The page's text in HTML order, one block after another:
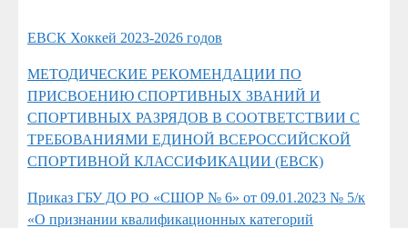
ЕВСК Хоккей 2023-2026 годов
МЕТОДИЧЕСКИЕ РЕКОМЕНДАЦИИ ПО
ПРИСВОЕНИЮ СПОРТИВНЫХ ЗВАНИЙ И
СПОРТИВНЫХ РАЗРЯДОВ В СООТВЕТСТВИИ С
ТРЕБОВАНИЯМИ ЕДИНОЙ ВСЕРОССИЙСКОЙ
СПОРТИВНОЙ КЛАССИФИКАЦИИ (ЕВСК)
Приказ ГБУ ДО РО «СШОР № 6» от 09.01.2023 № 5/к
«О признании квалификационных категорий